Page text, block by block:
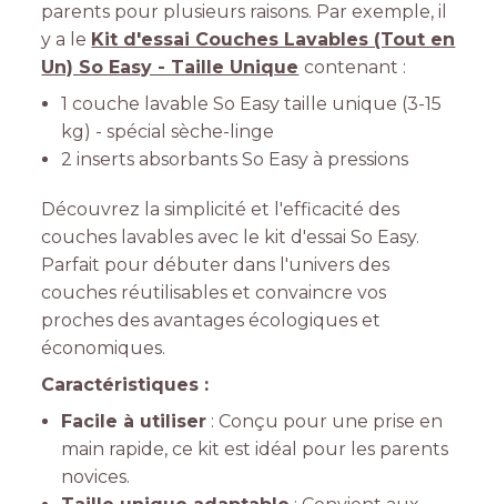
parents pour plusieurs raisons. Par exemple, il
y a le Kit d'essai Couches Lavables (Tout en
Un) So Easy - Taille Unique contenant :
1 couche lavable So Easy taille unique (3-15
kg) - spécial sèche-linge
2 inserts absorbants So Easy à pressions
Découvrez la simplicité et l'efficacité des
couches lavables avec le kit d'essai So Easy.
Parfait pour débuter dans l'univers des
couches réutilisables et convaincre vos
proches des avantages écologiques et
économiques.
Caractéristiques :
Facile à utiliser : Conçu pour une prise en
main rapide, ce kit est idéal pour les parents
novices.